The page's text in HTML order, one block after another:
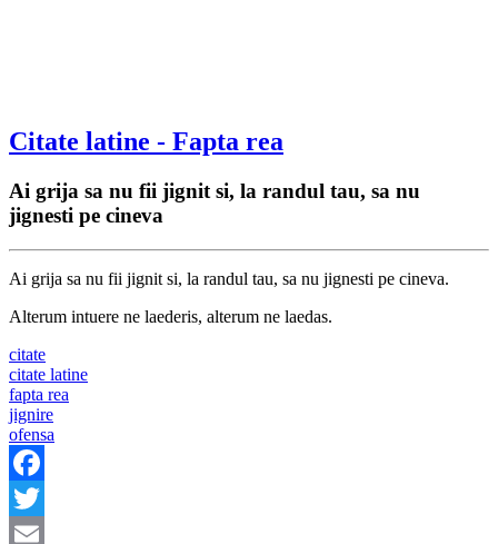
Citate latine - Fapta rea
Ai grija sa nu fii jignit si, la randul tau, sa nu
jignesti pe cineva
Ai grija sa nu fii jignit si, la randul tau, sa nu jignesti pe cineva.
Alterum intuere ne laederis, alterum ne laedas.
citate
citate latine
fapta rea
jignire
ofensa
Facebook
Twitter